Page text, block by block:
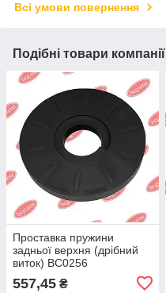
Всі умови повернення
Подібні товари компанії
Проставка пружини
задньої верхня (дрібний
виток) BC0256
557,45 ₴